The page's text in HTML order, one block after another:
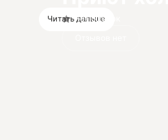
Нет оценок
Читать дальше